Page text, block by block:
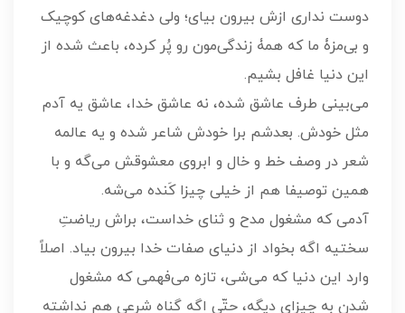
دوست نداری ازش بیرون بیای؛ ولی دغدغه‌های کوچیک
و بی‌مزۀ ما که همۀ زندگی‌مون رو پُر کرده، باعث شده از
این دنیا غافل بشیم.
می‌بینی طرف عاشق شده، نه عاشق خدا، عاشق یه آدم
مثل خودش. بعدشم برا خودش شاعر شده و یه عالمه
شعر در وصف خط و خال و ابروی معشوقش می‌گه و با
همین توصیفا هم از خیلی چیزا کَنده می‌شه.
آدمی که مشغول مدح و ثنای خداست، براش ریاضتِ
سختیه اگه بخواد از دنیای صفات خدا بیرون بیاد. اصلاً
وارد این دنیا که می‌شی، تازه می‌فهمی که مشغول
شدن به چیزای دیگه، حتّی اگه گناه شرعی هم نداشته